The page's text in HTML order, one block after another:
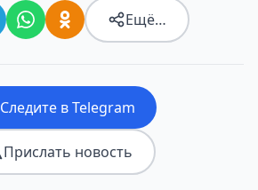
Ещё…
Следите в Telegram
Прислать новость